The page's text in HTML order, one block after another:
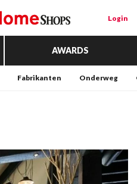
Login
AWARDS
Fabrikanten Onderweg